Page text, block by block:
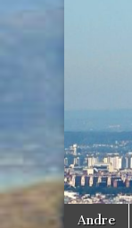
Main
Skip
Andre